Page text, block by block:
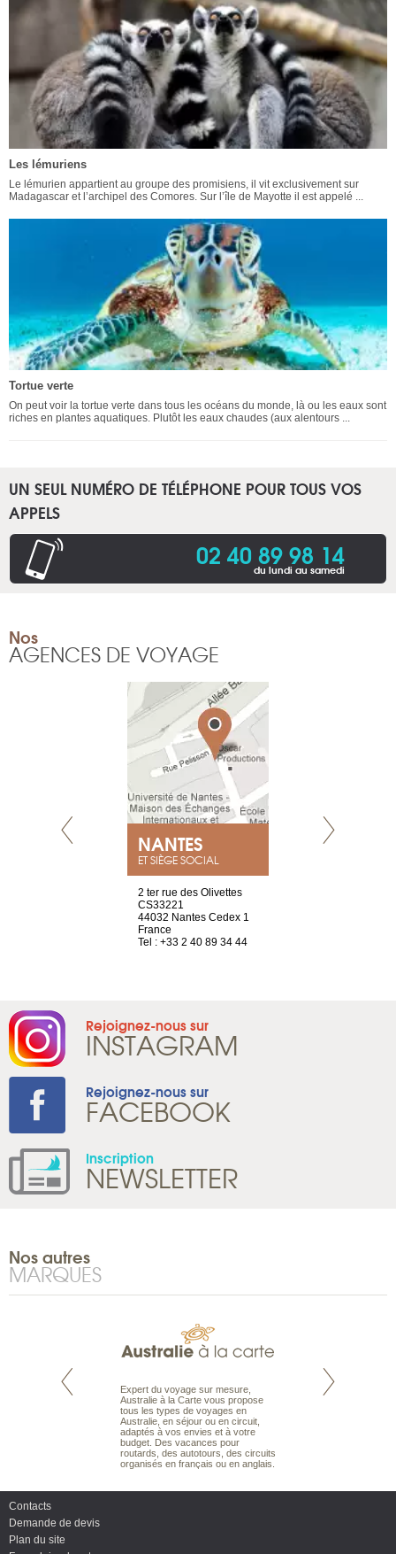
Les lémuriens
Le lémurien appartient au groupe des promisiens, il vit exclusivement sur
Madagascar et l’archipel des Comores. Sur l’île de Mayotte il est appelé ...
Tortue verte
On peut voir la tortue verte dans tous les océans du monde, là ou les eaux sont
riches en plantes aquatiques. Plutôt les eaux chaudes (aux alentours ...
UN SEUL NUMÉRO DE TÉLÉPHONE POUR TOUS VOS
APPELS
02 40 89 98 14
du lundi au samedi
Nos
AGENCES DE VOYAGE
NANTES
ET SIÈGE SOCIAL
2 ter rue des Olivettes
CS33221
44032 Nantes Cedex 1
France
Tel : +33 2 40 89 34 44
Rejoignez-nous sur
INSTAGRAM
Rejoignez-nous sur
FACEBOOK
Inscription
NEWSLETTER
Nos autres
MARQUES
est le spécialiste
Expert du voyage sur mesure,
Australie à la Carte vous propose
tous les types de voyages en
Australie, en séjour ou en circuit,
adaptés à vos envies et à votre
budget. Des vacances pour
routards, des autotours, des circuits
organisés en français ou en anglais.
Parce qu’ils sont
Contacts
Demande de devis
Plan du site